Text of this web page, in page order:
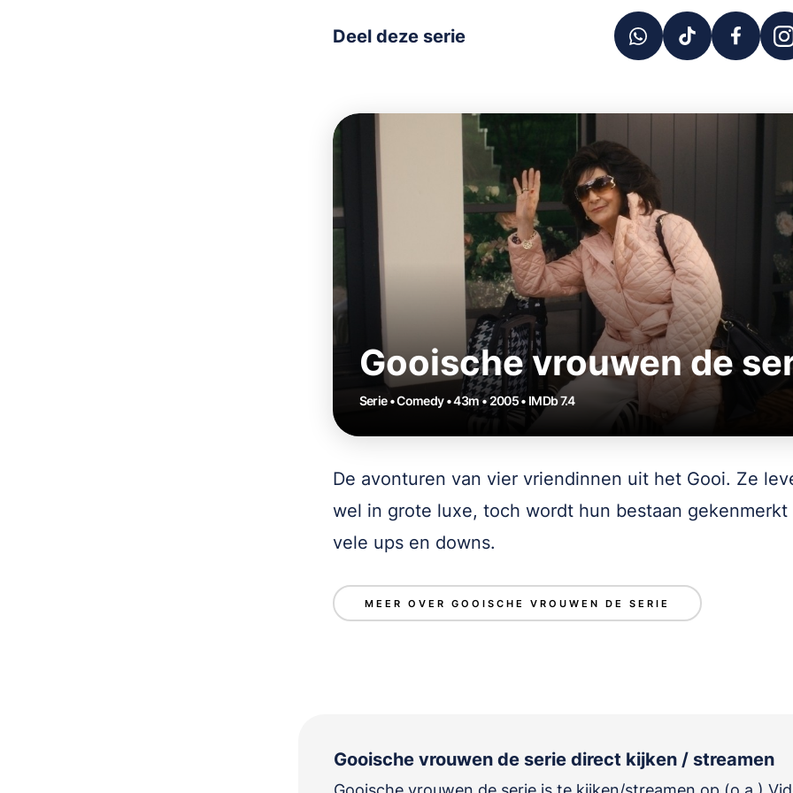
Deel deze serie
Gooische vrouwen de
Serie • Comedy • 43m • 2005 • IMDb 7.4
De avonturen van vier vriendinnen uit het Gooi. Ze
wel in grote luxe, toch wordt hun bestaan gekenmerkt
vele ups en downs.
MEER OVER GOOISCHE VROUWEN DE SERIE
Gooische vrouwen de serie direct kijken / streamen